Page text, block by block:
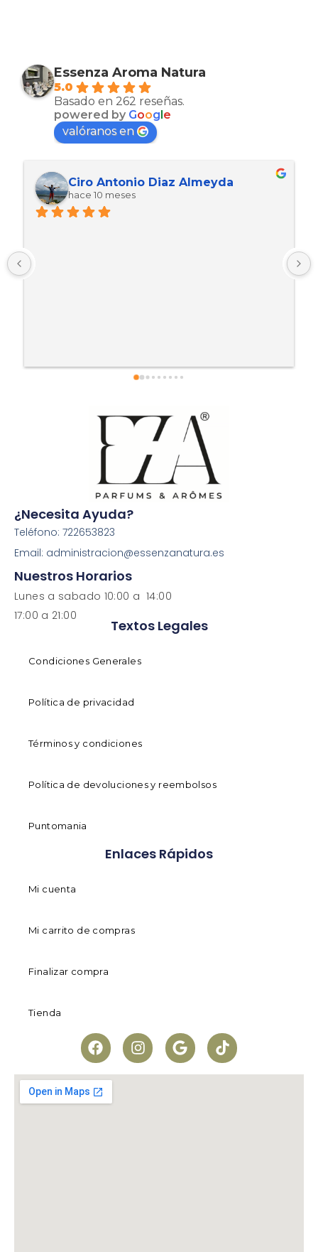
Essenza Aroma Natura
5.0
Basado en 262 reseñas.
powered by Google
valóranos en
Maria Esther Martinez Arcas
hace 10 meses
¿Necesita Ayuda?
Teléfono: 722653823
Email: administracion@essenzanatura.es
Nuestros Horarios
Lunes a sabado 10:00 a 14:00
17:00 a 21:00
Textos Legales
Condiciones Generales
Política de privacidad
Términos y condiciones
Política de devoluciones y reembolsos
Puntomania
Enlaces Rápidos
Mi cuenta
Mi carrito de compras
Finalizar compra
Tienda